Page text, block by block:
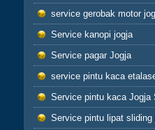
untuk dirimu sendiri
buruk maka
dirimu
atau meleset jangan
atau orang lain
pasti kembali kepada
hikmah 4
Apabila telah
service gerobak motor
Service kanopi jogja
Service pagar Jogja
service pintu kaca
Service pintu kaca Jogja
Service pintu lipat sliding